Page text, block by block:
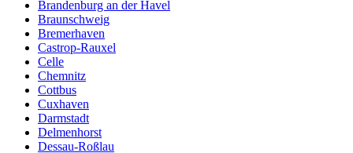
Brandenburg an der Havel
Braunschweig
Bremerhaven
Castrop-Rauxel
Celle
Chemnitz
Cottbus
Cuxhaven
Darmstadt
Delmenhorst
Dessau-Roßlau